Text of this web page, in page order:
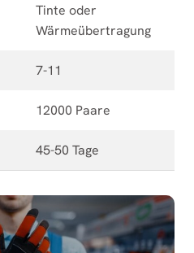
Tinte oder
Wärmeübertragung
7-11
12000 Paare
45-50 Tage